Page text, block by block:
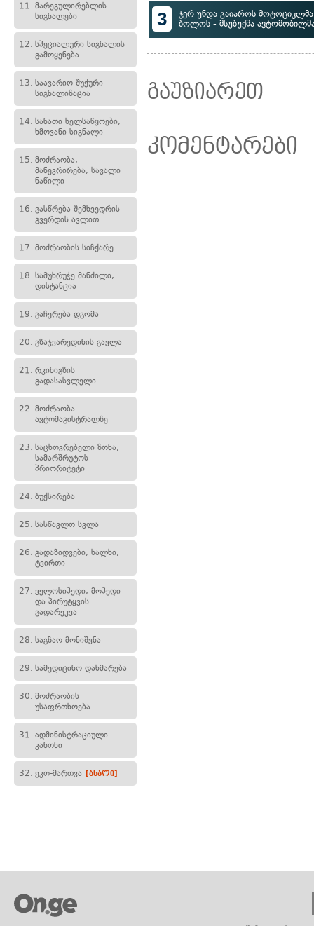
11. მარეგულირებლის
სიგნალები
12. სპეციალური სიგნალის
გამოყენება
13. საავარიო შუქური
სიგნალიზაცია
14. სანათი ხელსაწყოები,
ხმოვანი სიგნალი
15. მოძრაობა,
მანევრირება, სავალი
ნაწილი
16. გასწრება შემხვედრის
გვერდის ავლით
17. მოძრაობის სიჩქარე
18. სამუხრუჭე მანძილი,
დისტანცია
19. გაჩერება დგომა
20. გზაჯვარედინის გავლა
21. რკინიგზის
გადასასვლელი
22. მოძრაობა
ავტომაგისტრალზე
23. საცხოვრებელი ზონა,
სამარშრუტოს
პრიორიტეტი
24. ბუქსირება
25. სასწავლო სვლა
26. გადაზიდვები, ხალხი,
ტვირთი
27. ველოსიპედი, მოპედი
და პირუტყვის
გადარეკვა
28. საგზაო მონიშვნა
29. სამედიცინო დახმარება
30. მოძრაობის
უსაფრთხოება
31. ადმინისტრაციული
კანონი
32. ეკო-მართვა [ახალი]
3
ჯერ უნდა გაიაროს
ბოლოს - მსუბუქმა
გაუზიარეთ
კომენტარები